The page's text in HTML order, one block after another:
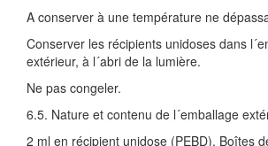
A conserver à une température ne
Conserver les récipients unidoses dans
extérieur, à l´abri de la lumière.
Ne pas congeler.
6.5. Nature et contenu de l´emballage
2 ml en récipient unidose (PEBD). Boîtes